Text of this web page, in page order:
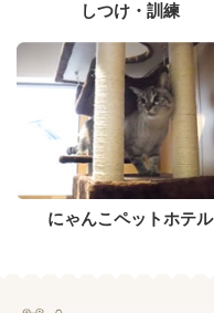
しつけ・訓練
にゃんこペットホテル